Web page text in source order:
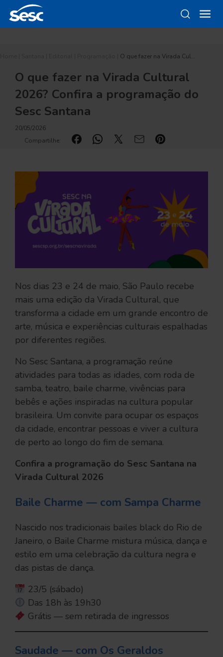
O que fazer na Virada Cul…
O que fazer na Virada Cultural
2026? Confira a programação do
Sesc Santana
20/05/2026
Compartilhe:
Nos dias 23 e 24 de maio, São Paulo recebe
mais uma edição da Virada Cultural, que
transforma a cidade em um grande encontro de
arte, música e experiências culturais espalhadas
por diferentes regiões.
No Sesc Santana, a programação reúne
atividades para todas as idades, com roda de
samba, teatro, baile charme, vivências para
bebês e ações inspiradas na cultura popular
brasileira. Um convite para ocupar os espaços
da cidade, encontrar pessoas e viver a cultura
de perto ao longo do fim de semana.
Confira a programação do Sesc Santana na
Virada Cultural 2026
Baile Charme — com Sampa Charme
Nascido nos tradicionais bailes black do Rio de
Janeiro, o Baile Charme mistura música, dança e
estilo em uma celebração da cultura negra e
das pistas de dança.
23/5 (sábado)
Das 18h às 19h30
Grátis — sem retirada de ingressos
Saudade — com Os Geraldos